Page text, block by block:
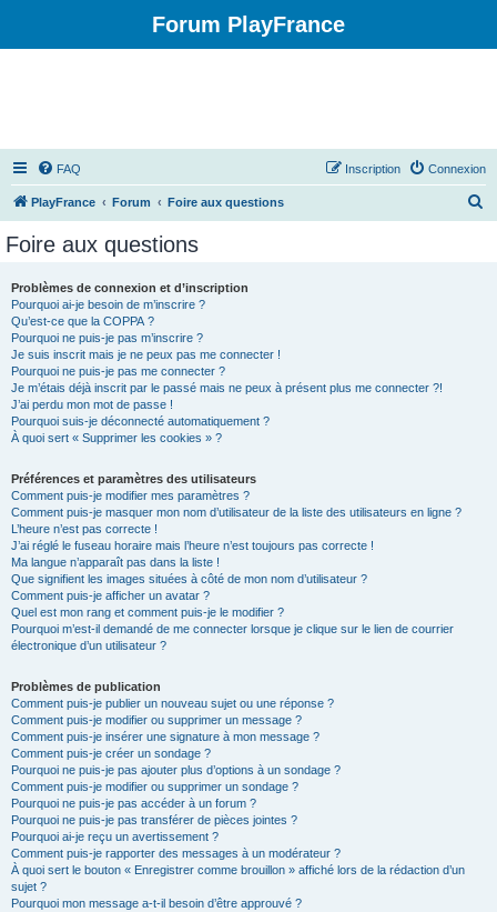
Forum PlayFrance
FAQ Connexion
Inscription
PlayFrance Forum Foire aux questions
Foire aux questions
Problèmes de connexion et d’inscription
Pourquoi ai-je besoin de m’inscrire ?
Qu’est-ce que la COPPA ?
Pourquoi ne puis-je pas m’inscrire ?
Je suis inscrit mais je ne peux pas me connecter !
Pourquoi ne puis-je pas me connecter ?
Je m’étais déjà inscrit par le passé mais ne peux à présent plus me connecter ?!
J’ai perdu mon mot de passe !
Pourquoi suis-je déconnecté automatiquement ?
À quoi sert « Supprimer les cookies » ?
Préférences et paramètres des utilisateurs
Comment puis-je modifier mes paramètres ?
Comment puis-je masquer mon nom d’utilisateur de la liste des utilisateurs en ligne ?
L’heure n’est pas correcte !
J’ai réglé le fuseau horaire mais l’heure n’est toujours pas correcte !
Ma langue n’apparaît pas dans la liste !
Que signifient les images situées à côté de mon nom d’utilisateur ?
Comment puis-je afficher un avatar ?
Quel est mon rang et comment puis-je le modifier ?
Pourquoi m’est-il demandé de me connecter lorsque je clique sur le lien de courrier
électronique d’un utilisateur ?
Problèmes de publication
Comment puis-je publier un nouveau sujet ou une réponse ?
Comment puis-je modifier ou supprimer un message ?
Comment puis-je insérer une signature à mon message ?
Comment puis-je créer un sondage ?
Pourquoi ne puis-je pas ajouter plus d’options à un sondage ?
Comment puis-je modifier ou supprimer un sondage ?
Pourquoi ne puis-je pas accéder à un forum ?
Pourquoi ne puis-je pas transférer de pièces jointes ?
Pourquoi ai-je reçu un avertissement ?
Comment puis-je rapporter des messages à un modérateur ?
À quoi sert le bouton « Enregistrer comme brouillon » affiché lors de la rédaction d’un
sujet ?
Pourquoi mon message a-t-il besoin d’être approuvé ?